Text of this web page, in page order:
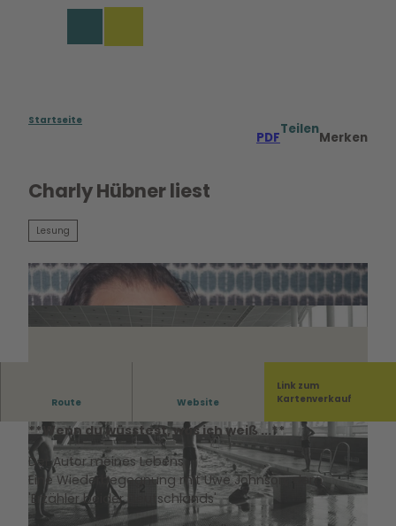
Startseite
PDF
Teilen
Merken
Charly Hübner liest
Lesung
Route Website
Link zum
Kartenverkauf
Uwe Johnson „Wenn Du wüßtest, was ich weiß…"
**Wenn du wüsstest, was ich weiß ...**
Der Autor meines Lebens
Eine Wiederbegegnung mit Uwe Johnson, dem
'Erzähler beider Deutschlands'